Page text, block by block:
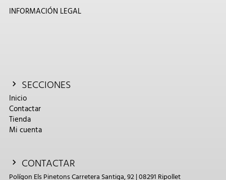
INFORMACIÓN LEGAL
SECCIONES
Inicio
Contactar
Tienda
Mi cuenta
CONTACTAR
Polígon Els Pinetons Carretera Santiga, 92 | 08291 Ripollet